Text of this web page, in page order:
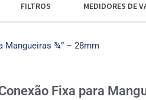
FILTROS MEDIDORES DE
Mangueiras ¾” – 28mm
Fixa para